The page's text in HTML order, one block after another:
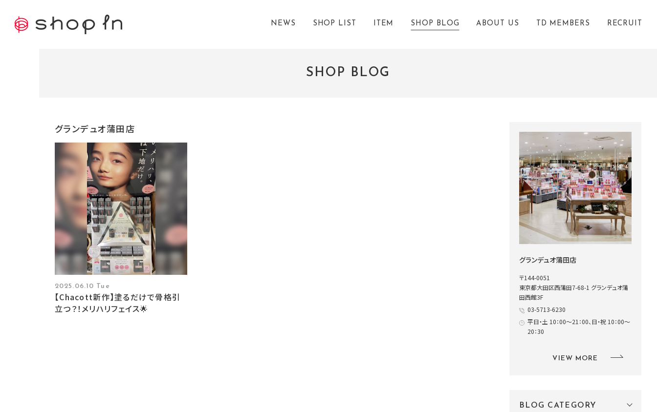
NEWS SHOP LIST ITEM SHOP BLOG ABOUT US TD MEMBERS RECRUIT
SHOP BLOG
グランデュオ蒲田店
2025.06.10 Tue
【Chacott新作】塗るだけで骨格引
立つ？！メリハリフェイス🌟
グランデュオ蒲田店
〒144-0051
東京都大田区西蒲田7-68-1 グランデュオ蒲
田西館3F
03-5713-6230
平日・土 10：00～21：00、日・祝 10：00～
20：30
VIEW MORE
BLOG CATEGORY